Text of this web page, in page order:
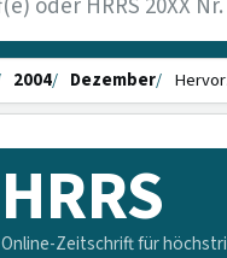
2004 Dezember
HRRS
Online-Zeitschrift für